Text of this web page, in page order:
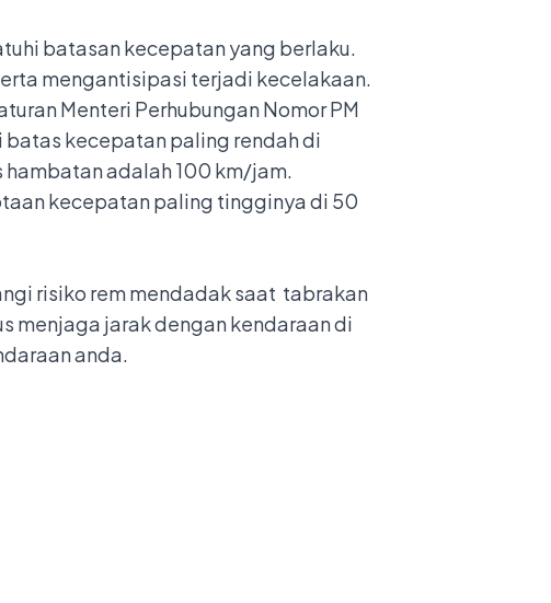
batasan kecepatan yang berlaku.
mengantisipasi terjadi kecelakaan.
Menteri Perhubungan Nomor PM
batas kecepatan paling rendah di
adalah 100 km/jam.
kecepatan paling tingginya di 50
risiko rem mendadak saat tabrakan
menjaga jarak dengan kendaraan di
anda.